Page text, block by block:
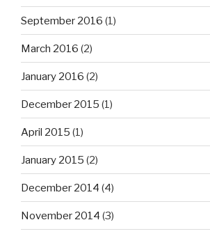
September 2016 (1)
March 2016 (2)
January 2016 (2)
December 2015 (1)
April 2015 (1)
January 2015 (2)
December 2014 (4)
November 2014 (3)